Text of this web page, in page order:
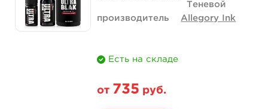
Теневой
производитель
Allegory Ink
Есть на складе
от 735 руб.